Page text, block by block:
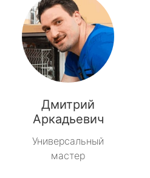
Дмитрий
Аркадьевич
Универсальный
мастер